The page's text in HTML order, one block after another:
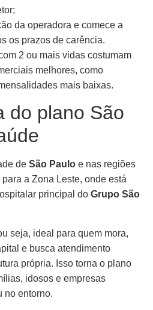
da operadora e comece a
os prazos de carência.
2 ou mais vidas costumam
melhores, como
mais baixas.
do plano São
de São Paulo e nas regiões
a Zona Leste, onde está
principal do Grupo São
seja, ideal para quem mora,
e busca atendimento
própria. Isso torna o plano
idosos e empresas
no entorno.